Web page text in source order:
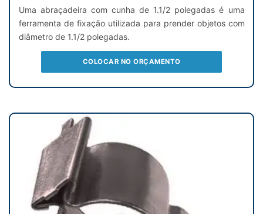
Uma abraçadeira com cunha de 1.1/2 polegadas é uma
ferramenta de fixação utilizada para prender objetos com
diâmetro de 1.1/2 polegadas.
COLOCAR NO ORÇAMENTO